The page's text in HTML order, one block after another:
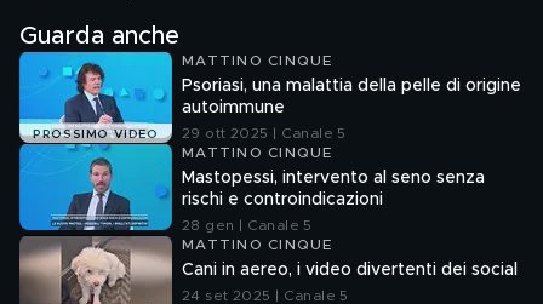
Guarda anche
PROSSIMO VIDEO
MATTINO CINQUE
Psoriasi, una malattia della pelle di origine
autoimmune
29 ott 2025 | Canale 5
MATTINO CINQUE
Mastopessi, intervento al seno senza
rischi e controindicazioni
28 gen | Canale 5
MATTINO CINQUE
Cani in aereo, i video divertenti dei social
24 set 2025 | Canale 5